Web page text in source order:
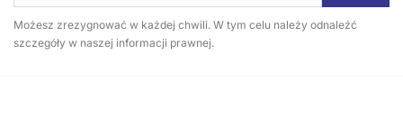
Możesz zrezygnować w każdej chwili. W tym celu należy odnaleźć
szczegóły w naszej informacji prawnej.